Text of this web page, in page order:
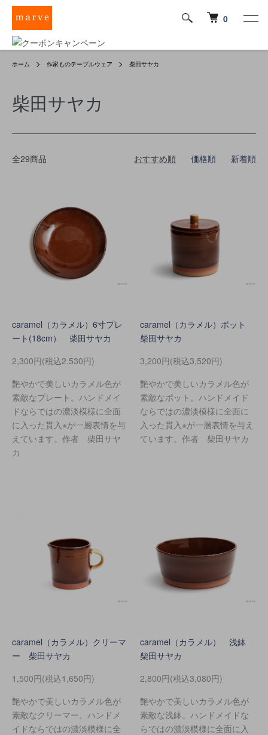
0
ホーム 作家ものテーブルウェア 柴田サヤカ
柴田サヤカ
全29商品 おすすめ順 価格順 新着順
caramel（カラメル）6寸プレ
ート(18cm） 柴田サヤカ
2,300円(税込2,530円)
艶やかで美しいカラメル色が
素敵なプレート。ハンドメイ
ドならではの濃淡模様に全面
に入った貫入※が一層表情を与
えています。作者 柴田サヤ
カ
caramel（カラメル）ポット
柴田サヤカ
3,200円(税込3,520円)
艶やかで美しいカラメル色が
素敵なポット。ハンドメイド
ならではの濃淡模様に全面に
入った貫入※が一層表情を与え
ています。作者 柴田サヤカ
caramel（カラメル）クリーマ
ー 柴田サヤカ
1,500円(税込1,650円)
艶やかで美しいカラメル色が
素敵なクリーマー。ハンドメ
イドならではの濃淡模様に全
caramel（カラメル） 浅鉢
柴田サヤカ
2,800円(税込3,080円)
艶やかで美しいカラメル色が
素敵な浅鉢。ハンドメイドな
らではの濃淡模様に全面に入